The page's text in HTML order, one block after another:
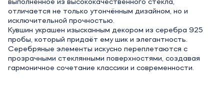
выполненное из высококачественного стекла,
отличается не только утончённым дизайном, но и
исключительной прочностью.
Кувшин украшен изысканным декором из серебра 925
пробы, который придаёт ему шик и элегантность.
Серебряные элементы искусно переплетаются с
прозрачными стеклянными поверхностями, создавая
гармоничное сочетание классики и современности.